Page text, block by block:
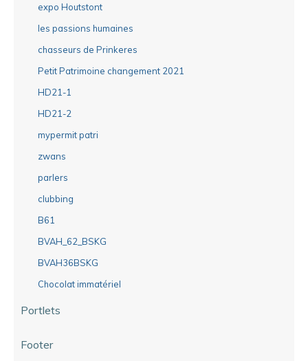
expo Houtstont
les passions humaines
chasseurs de Prinkeres
Petit Patrimoine changement 2021
HD21-1
HD21-2
mypermit patri
zwans
parlers
clubbing
B61
BVAH_62_BSKG
BVAH36BSKG
Chocolat immatériel
Portlets
Footer